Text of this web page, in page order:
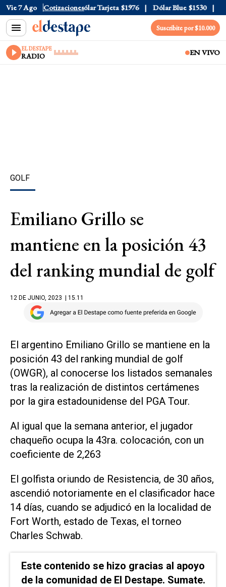
Vie 7 Ago Cotizaciones
Oficial $1520 Dólar Tarjeta $1976 Dólar Blue $1530
Suscribite por $10.000
EL DESTAPE
RADIO EN VIVO
GOLF
Emiliano Grillo se
mantiene en la posición 43
del ranking mundial de golf
12 DE JUNIO, 2023 | 15.11
El argentino Emiliano Grillo se mantiene en la
posición 43 del ranking mundial de golf
(OWGR), al conocerse los listados semanales
tras la realización de distintos certámenes
por la gira estadounidense del PGA Tour.
Al igual que la semana anterior, el jugador
chaqueño ocupa la 43ra. colocación, con un
coeficiente de 2,263
El golfista oriundo de Resistencia, de 30 años,
ascendió notoriamente en el clasificador hace
14 días, cuando se adjudicó en la localidad de
Fort Worth, estado de Texas, el torneo
Charles Schwab.
Este contenido se hizo gracias al apoyo
de la comunidad de El Destape. Sumate.